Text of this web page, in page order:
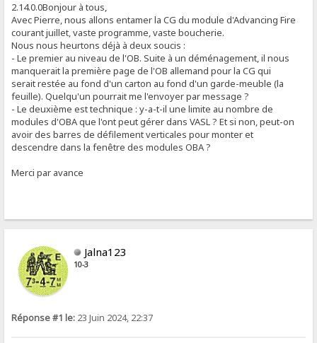
2.14.0.0Bonjour à tous,
Avec Pierre, nous allons entamer la CG du module d'Advancing Fire
courant juillet, vaste programme, vaste boucherie.
Nous nous heurtons déjà à deux soucis :
- Le premier au niveau de l'OB. Suite à un déménagement, il nous
manquerait la première page de l'OB allemand pour la CG qui
serait restée au fond d'un carton au fond d'un garde-meuble (la
feuille). Quelqu'un pourrait me l'envoyer par message ?
- Le deuxième est technique : y-a-t-il une limite au nombre de
modules d'OBA que l'ont peut gérer dans VASL ? Et si non, peut-on
avoir des barres de défilement verticales pour monter et
descendre dans la fenêtre des modules OBA ?
Merci par avance
Jalna123
10-3
Réponse #1 le: 23 Juin 2024, 22:37